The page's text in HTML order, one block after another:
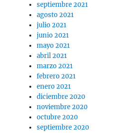
septiembre 2021
agosto 2021
julio 2021
junio 2021
mayo 2021
abril 2021
marzo 2021
febrero 2021
enero 2021
diciembre 2020
noviembre 2020
octubre 2020
septiembre 2020